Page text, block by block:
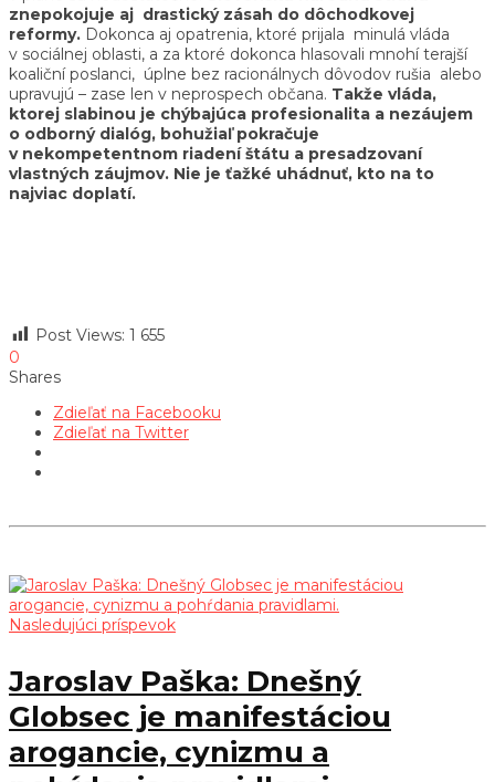
znepokojuje aj drastický zásah do dôchodkovej
reformy. Dokonca aj opatrenia, ktoré prijala minulá vláda
v sociálnej oblasti, a za ktoré dokonca hlasovali mnohí terajší
koaliční poslanci, úplne bez racionálnych dôvodov rušia alebo
upravujú – zase len v neprospech občana. Takže vláda,
ktorej slabinou je chýbajúca profesionalita a nezáujem
o odborný dialóg, bohužiaľ pokračuje
v nekompetentnom riadení štátu a presadzovaní
vlastných záujmov. Nie je ťažké uhádnuť, kto na to
najviac doplatí.
Post Views: 1 655
0
Shares
Zdieľať na Facebooku
Zdieľať na Twitter
Nasledujúci príspevok
Jaroslav Paška: Dnešný
Globsec je manifestáciou
arogancie, cynizmu a